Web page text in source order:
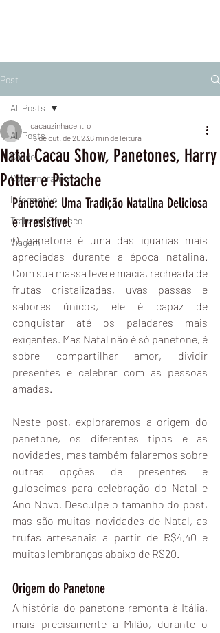
Post
All Posts
Saúde
Comemorativo
Informativo
Trabalhe Conosco
Viagem
All Posts
Natal Cacau Show, Panetones, Harry
Potter e Pistache
cacauzinhacentro
15 de out. de 2023 6 min de leitura
Panetone: Uma Tradição Natalina Deliciosa
e Irresistível
O panetone é uma das iguarias mais
apreciadas durante a época natalina.
Com sua massa leve e macia, recheada de
frutas cristalizadas, uvas passas e
sabores únicos, ele é capaz de
conquistar até os paladares mais
exigentes. Mas Natal não é só panetone, é
sobre compartilhar amor, dividir
presentes e celebrar com as pessoas
amadas.
Neste post, exploraremos a origem do
panetone, os diferentes tipos e as
novidades, mas também falaremos sobre
outras opções de presentes e
guloseimas para celebração do Natal e
Ano Novo. Desculpe o tamanho do post,
mas são muitas novidades de Natal, as
trufas artesanais a partir de R$4,40 e
muitas lembranças abaixo de R$20.
Origem do Panetone
A história do panetone remonta à Itália,
mais precisamente a Milão, durante o